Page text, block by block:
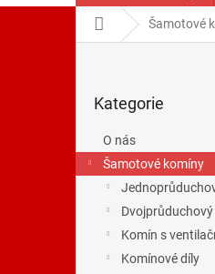
Domů Šamotové
a
n
kategorie
Kategorie
O nás
Šamotové komíny
Komín s
Komínové díly